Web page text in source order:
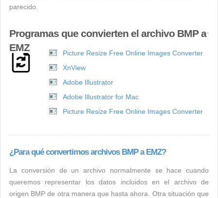
parecido.
Programas que convierten el archivo BMP a
EMZ
Picture Resize Free Online Images Converter
XnView
Adobe Illustrator
Adobe Illustrator for Mac
Picture Resize Free Online Images Converter
¿Para qué convertimos archivos BMP a EMZ?
La conversión de un archivo normalmente se hace cuando
queremos representar los datos incluidos en el archivo de
origen BMP de otra manera que hasta ahora. Otra situación que